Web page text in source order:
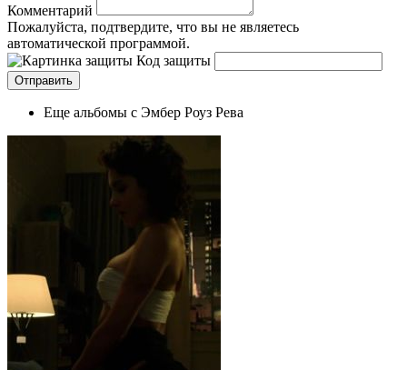
Комментарий
Пожалуйста, подтвердите, что вы не являетесь
автоматической программой.
Код защиты
Еще альбомы с Эмбер Роуз Рева